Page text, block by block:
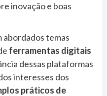
inovação e boas
temas
ferramentas digitais
dessas plataformas
interesses dos
práticos de